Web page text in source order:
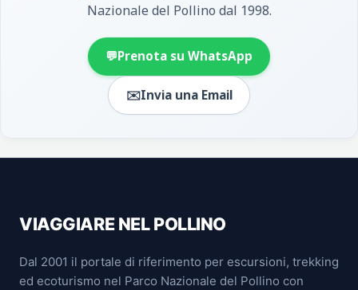
Nazionale del Pollino dal 1998.
💬Prenota su WhatsApp
✉️Invia una Email
VIAGGIARE NEL POLLINO
Dal 2001 il portale di riferimento per escursioni, trekking
ed ecoturismo nel Parco Nazionale del Pollino con